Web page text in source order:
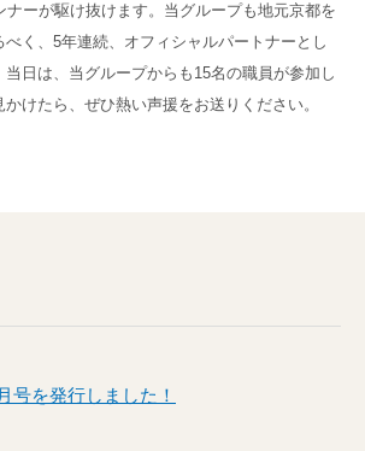
ナーが駆け抜けます。当グループも地元京都を
く、5年連続、オフィシャルパートナーとし
日は、当グループからも15名の職員が参加し
けたら、ぜひ熱い声援をお送りください。
号を発行しました！